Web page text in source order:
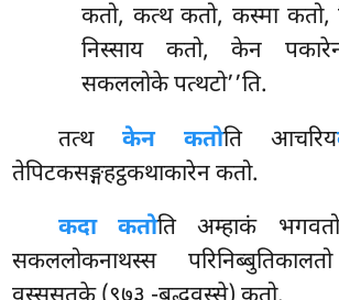
कतो, कत्थ कतो, कस्मा कतो,
निस्साय कतो, केन
सकललोके पत्थटो’’ति.
तत्थ केन कतोति आचरिय
तेपिटकसङ्गहट्ठकथाकारेन कतो.
कदा कतोति अम्हाकं भगवतो
सकललोकनाथस्स